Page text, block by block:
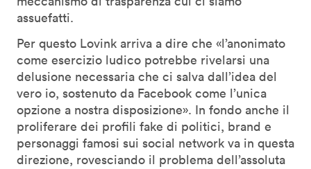
assuefatti.
Per questo Lovink arriva a dire che «l’anonimato
come esercizio ludico potrebbe rivelarsi una
delusione necessaria che ci salva dall’idea del
vero io, sostenuto da Facebook come l’unica
opzione a nostra disposizione». In fondo anche il
proliferare dei profili fake di politici, brand e
personaggi famosi sui social network va in questa
direzione, rovesciando il problema dell’assoluta